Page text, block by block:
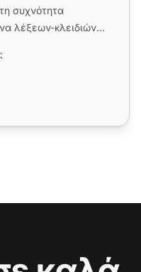
συχνότητα
λέξεων-κλειδιών,